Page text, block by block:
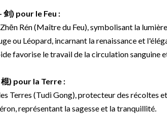
) pour le Feu :
Rén (Maître du Feu), symbolisant la
ou Léopard, incarnant la renaissance et
favorise le travail de la circulation sanguine
) pour la Terre :
Terres (Tudi Gong), protecteur des récoltes
représentant la sagesse et la tranquillité.